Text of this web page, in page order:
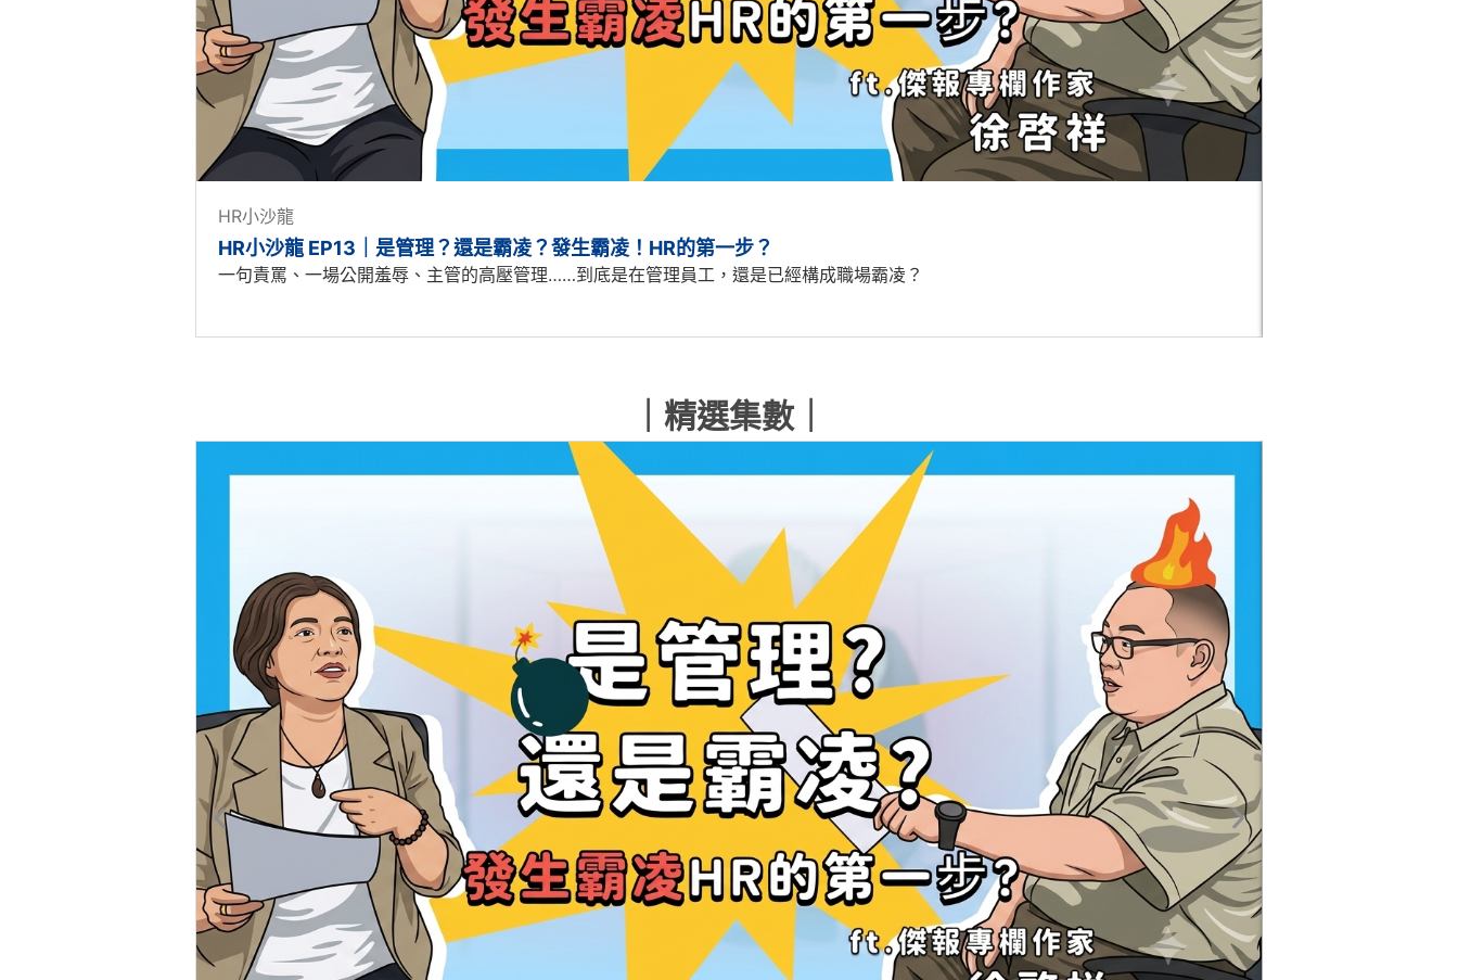
HR小沙龍
HR小沙龍 EP13｜是管理？還是霸凌？發生霸凌！HR的第一步？
一句責罵、一場公開羞辱、主管的高壓管理……到底是在管理員工，還是已經構成職場霸凌？
｜精選集數｜